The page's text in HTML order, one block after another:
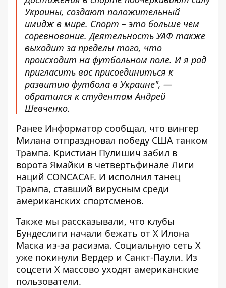
Украины, создают положительный
имидж в мире. Спорт – это больше чем
соревнование. Деятельность УАФ также
выходит за пределы того, что
происходит на футбольном поле. И я рад
пригласить вас присоединиться к
развитию футбола в Украине", —
обратился к студентам Андрей
Шевченко.
Ранее Информатор сообщал, что вингер
Милана отпраздновал победу США танком
Трампа. Кристиан Пулишич забил в
ворота Ямайки в четвертьфинале Лиги
наций CONCACAF. И исполнил танец
Трампа, ставший вирусным среди
американских спортсменов.
Также мы рассказывали, что клубы
Бундеслиги начали бежать от Х Илона
Маска из-за расизма. Социальную сеть Х
уже покинули Вердер и Санкт-Паули. Из
соцсети Х массово уходят американские
пользователи.